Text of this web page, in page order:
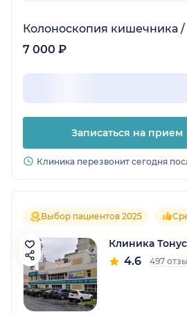
Колоноскопия кишечника
7 000 ₽
Записаться на прием
Клиника перезвонит сегодня
Выбор пациентов 2025
Клиника
4.6 497